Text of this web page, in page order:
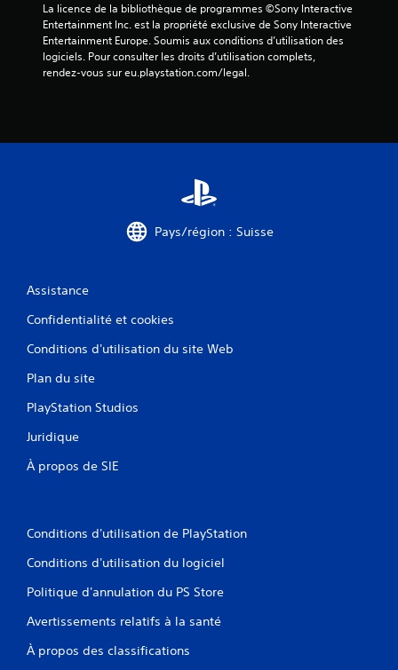
La licence de la bibliothèque de programmes ©Sony Interactive
Entertainment Inc. est la propriété exclusive de Sony Interactive
Entertainment Europe. Soumis aux conditions d’utilisation des
logiciels. Pour consulter les droits d’utilisation complets,
rendez-vous sur eu.playstation.com/legal.
Pays/région : Suisse
Assistance
Confidentialité et cookies
Conditions d'utilisation du site Web
Plan du site
PlayStation Studios
Juridique
À propos de SIE
Conditions d'utilisation de PlayStation
Conditions d'utilisation du logiciel
Politique d'annulation du PS Store
Avertissements relatifs à la santé
À propos des classifications